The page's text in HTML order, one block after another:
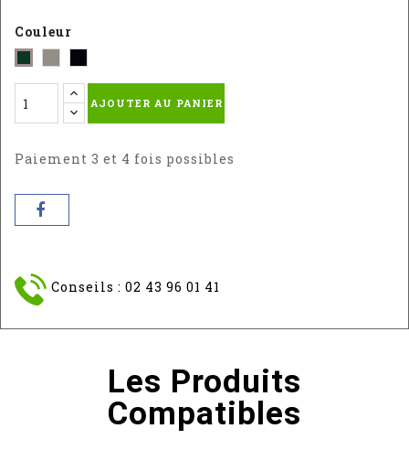
Couleur
Vert
-
RAL
-
RAL
-
RALAJOUTER AU PANIER
Paiement 3 et 4 fois possibles
Conseils : 02 43 96 01 41
Les Produits
Compatibles